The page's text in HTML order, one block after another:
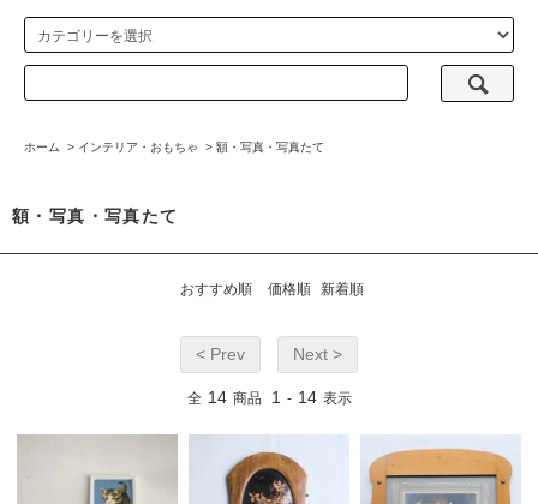
ホーム > インテリア・おもちゃ > 額・写真・写真たて
額・写真・写真たて
おすすめ順 価格順 新着順
< Prev Next >
全 14 商品 1 - 14 表示